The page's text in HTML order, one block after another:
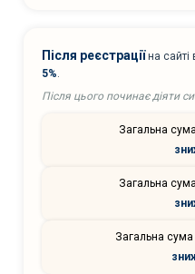
Після реєстрації на сайті
5%.
Після цього починає діяти
Загальна
Загальна
Загальна сума